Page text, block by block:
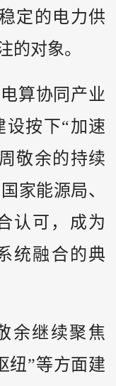
定的电力供
的对象。
算协同产业
设按下“加速
敬余的持续
家能源局、
认可，成为
统融合的典
余继续聚焦
纽”等方面建